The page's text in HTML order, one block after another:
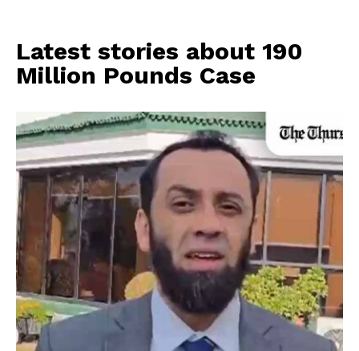
Latest stories about 190
Million Pounds Case